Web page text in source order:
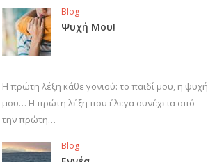
Blog
Ψυχή Μου!
Η πρώτη λέξη κάθε γονιού: το παιδί μου, η ψυχή
μου… Η πρώτη λέξη που έλεγα συνέχεια από
την πρώτη…
Blog